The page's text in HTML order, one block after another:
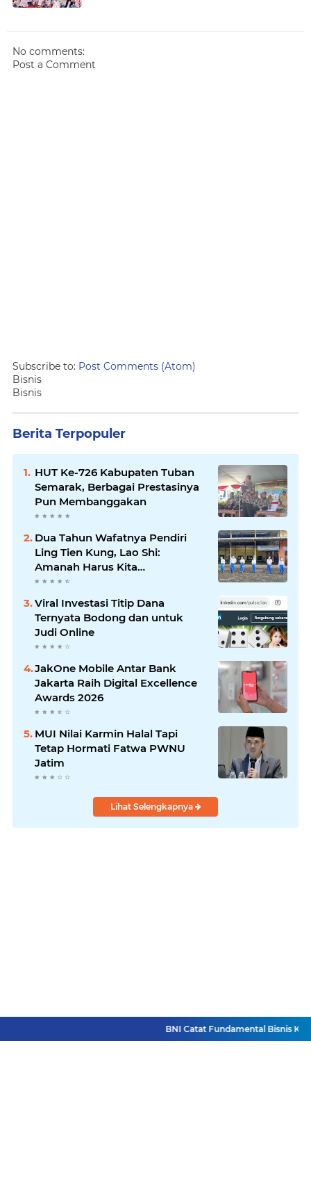
No comments:
Post a Comment
Subscribe to: Post Comments (Atom)
Bisnis
Bisnis
Berita Terpopuler
HUT Ke-726 Kabupaten Tuban
Semarak, Berbagai Prestasinya
Pun Membanggakan
Dua Tahun Wafatnya Pendiri
Ling Tien Kung, Lao Shi:
Amanah Harus Kita
Laksanakan!
Viral Investasi Titip Dana
Ternyata Bodong dan untuk
Judi Online
JakOne Mobile Antar Bank
Jakarta Raih Digital Excellence
Awards 2026
MUI Nilai Karmin Halal Tapi
Tetap Hormati Fatwa PWNU
Jatim
Lihat Selengkapnya
BNI Catat Fundamental Bisnis